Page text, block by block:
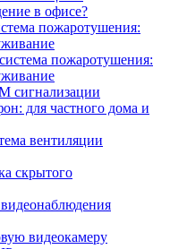
в офисе?
пожаротушения:
пожаротушения:
сигнализации
для частного дома и
вентиляции
скрытого
видеокамеру